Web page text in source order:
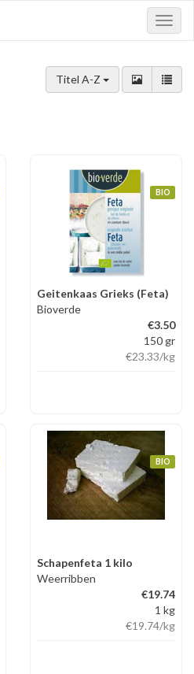
Titel A-Z
BIO
Geitenkaas Grieks (Feta)
Bioverde
€3.50
150 gr
€23.33/kg
BIO
Schapenfeta 1 kilo
Weerribben
€19.74
1 kg
€19.74/kg